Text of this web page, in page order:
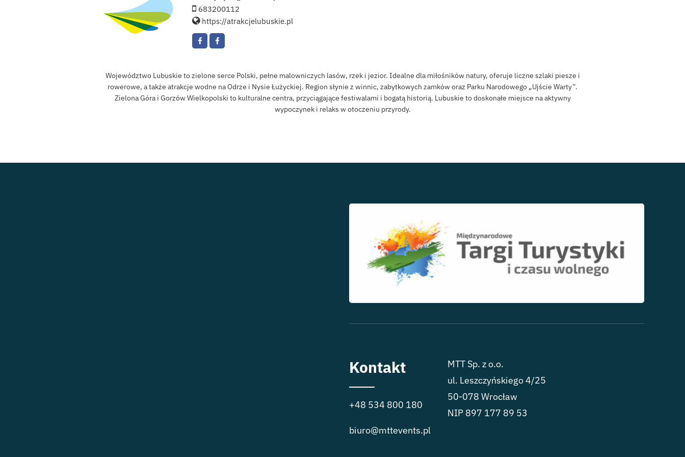
683200112
https://atrakcjelubuskie.pl
Województwo Lubuskie to zielone serce Polski, pełne malowniczych lasów, rzek i jezior. Idealne dla miłośników natury, oferuje liczne szlaki piesze i
rowerowe, a także atrakcje wodne na Odrze i Nysie Łużyckiej. Region słynie z winnic, zabytkowych zamków oraz Parku Narodowego „Ujście Warty”.
Zielona Góra i Gorzów Wielkopolski to kulturalne centra, przyciągające festiwalami i bogatą historią. Lubuskie to doskonałe miejsce na aktywny
wypoczynek i relaks w otoczeniu przyrody.
Kontakt
+48 534 800 180
biuro@mttevents.pl
MTT Sp. z o.o.
ul. Leszczyńskiego 4/25
50-078 Wrocław
NIP 897 177 89 53